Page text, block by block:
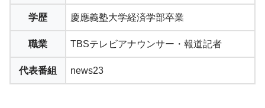
学歴 慶應義塾大学経済学部卒業
職業 TBSテレビアナウンサー・報道記者
代表番組 news23